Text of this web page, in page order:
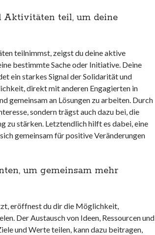
Aktivitäten teil, um deine
teilnimmst, zeigst du deine aktive
bestimmte Sache oder Initiative. Deine
ein starkes Signal der Solidarität und
direkt mit anderen Engagierten in
gemeinsam an Lösungen zu arbeiten. Durch
sondern trägst auch dazu bei, die
zu stärken. Letztendlich hilft es dabei, eine
gemeinsam für positive Veränderungen
um gemeinsam mehr
eröffnest du dir die Möglichkeit,
Der Austausch von Ideen, Ressourcen und
und Werte teilen, kann dazu beitragen,